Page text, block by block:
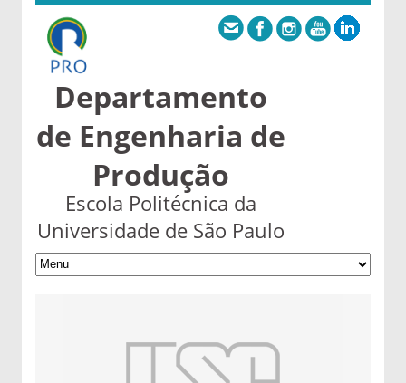
Departamento
de Engenharia de
Produção
Escola Politécnica da
Universidade de São Paulo